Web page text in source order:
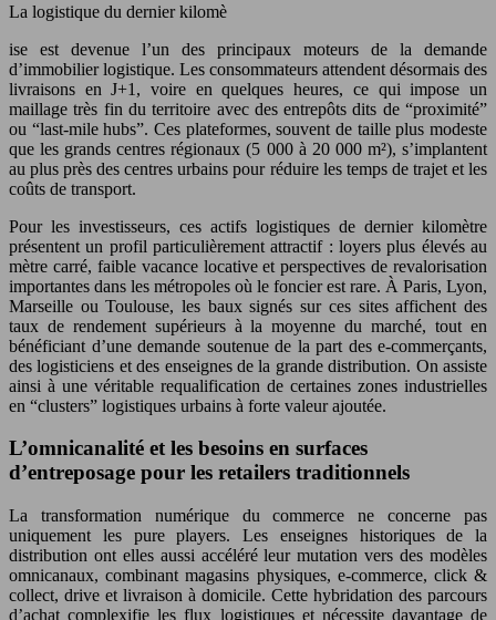
La logistique du dernier kilomè
ise est devenue l’un des principaux moteurs de la demande
d’immobilier logistique. Les consommateurs attendent désormais des
livraisons en J+1, voire en quelques heures, ce qui impose un
maillage très fin du territoire avec des entrepôts dits de “proximité”
ou “last-mile hubs”. Ces plateformes, souvent de taille plus modeste
que les grands centres régionaux (5 000 à 20 000 m²), s’implantent
au plus près des centres urbains pour réduire les temps de trajet et les
coûts de transport.
Pour les investisseurs, ces actifs logistiques de dernier kilomètre
présentent un profil particulièrement attractif : loyers plus élevés au
mètre carré, faible vacance locative et perspectives de revalorisation
importantes dans les métropoles où le foncier est rare. À Paris, Lyon,
Marseille ou Toulouse, les baux signés sur ces sites affichent des
taux de rendement supérieurs à la moyenne du marché, tout en
bénéficiant d’une demande soutenue de la part des e-commerçants,
des logisticiens et des enseignes de la grande distribution. On assiste
ainsi à une véritable requalification de certaines zones industrielles
en “clusters” logistiques urbains à forte valeur ajoutée.
L’omnicanalité et les besoins en surfaces
d’entreposage pour les retailers traditionnels
La transformation numérique du commerce ne concerne pas
uniquement les pure players. Les enseignes historiques de la
distribution ont elles aussi accéléré leur mutation vers des modèles
omnicanaux, combinant magasins physiques, e-commerce, click &
collect, drive et livraison à domicile. Cette hybridation des parcours
d’achat complexifie les flux logistiques et nécessite davantage de